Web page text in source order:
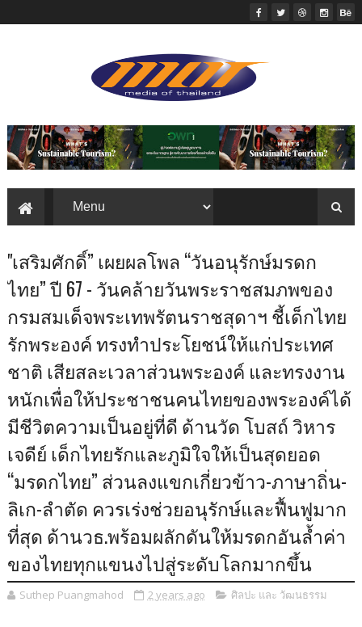
"เสริมศักดิ์” เผยผลโพล “วันอนุรักษ์มรดก
ไทย” ปี 67 - วันคล้ายวันพระราชสมภพของ
กรมสมเด็จพระเทพรัตนราชสุดาฯ ชี้เด็กไทย
รักพระองค์ ทรงทำประโยชน์ให้แก่ประเทศ
ชาติ เสียสละเวลาส่วนพระองค์ และทรงงาน
หนักเพื่อให้ประชาชนคนไทยของพระองค์ได้
มีชีวิตความเป็นอยู่ที่ดี ด้านวัด โบสถ์ วิหาร
เจดีย์ เด็กไทยรักและภูมิใจให้เป็นสุดยอด
“มรดกไทย” ส่วนลงแขกเกี่ยวข้าว-ภาษาถิ่น-
ลิเก-ลำตัด ควรเร่งช่วยอนุรักษ์และฟื้นฟูมาก
ที่สุด ด้านวธ.พร้อมผลักดันให้มรดกอันล้ำค่า
ของไทยทุกแขนงไปสู่ระดับโลกมากขึ้น
Suthep Puangmahod 2 years ago ศิลปะ และ วัฒนธรรม